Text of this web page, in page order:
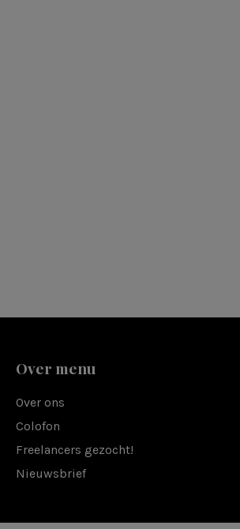
Over menu
Over ons
Colofon
Freelancers gezocht!
Nieuwsbrief